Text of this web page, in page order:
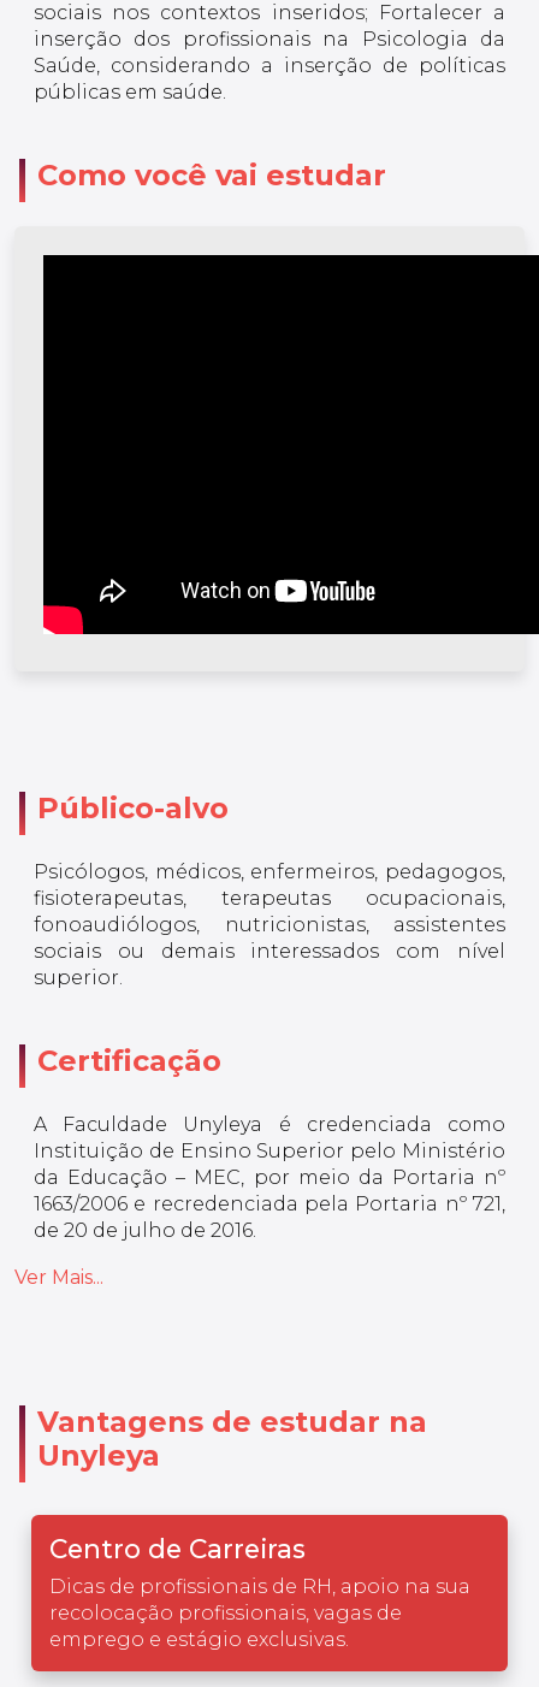
sociais nos contextos inseridos; Fortalecer a
inserção dos profissionais na Psicologia da
Saúde, considerando a inserção de políticas
públicas em saúde.
Como você vai estudar
Público-alvo
Psicólogos, médicos, enfermeiros, pedagogos,
fisioterapeutas, terapeutas ocupacionais,
fonoaudiólogos, nutricionistas, assistentes
sociais ou demais interessados com nível
superior.
Certificação
A Faculdade Unyleya é credenciada como
Instituição de Ensino Superior pelo Ministério
da Educação – MEC, por meio da Portaria nº
1663/2006 e recredenciada pela Portaria nº 721,
de 20 de julho de 2016.
Ver Mais...
Vantagens de estudar na
Unyleya
Centro de Carreiras
Dicas de profissionais de RH, apoio na sua
recolocação profissionais, vagas de
emprego e estágio exclusivas.